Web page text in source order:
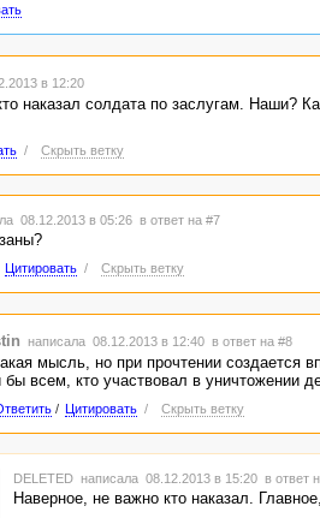
в 12:20
наказал солдата по заслугам. Наши?
/ Скрыть ветку
08.12.2013 в 05:26 в ответ на #7
Цитировать / Скрыть ветку
написала 08.12.2013 в 12:40 в ответ на #8
мысль, но при прочтении создается
бы всем, кто участвовал в уничтожении
/ Цитировать / Скрыть ветку
DELETED написала 08.12.2013 в 15:20 в ответ
Наверное, не важно кто наказал.